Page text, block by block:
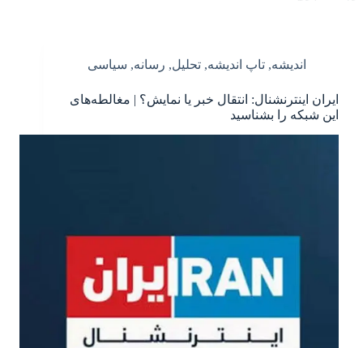
اندیشه, تاپ اندیشه, تحلیل, رسانه, سیاسی
ایران‌ اینترنشنال: انتقال خبر یا نمایش؟ | مغالطه‌های
این شبکه را بشناسید